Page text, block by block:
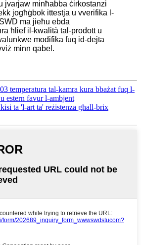
jvarjaw minħabba ċirkostanzi
jogħġbok ittestja u vverifika l-
ma jieħu ebda
ħlief il-kwalità tal-prodott u
modifika fuq id-dejta
minn qabel.
temperatura tal-kamra kura bbażat fuq l-
estern favur l-ambjent
ta 'l-art ta' reżistenza għall-brix